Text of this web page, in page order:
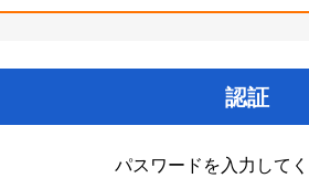
認証
パスワードを入力してく